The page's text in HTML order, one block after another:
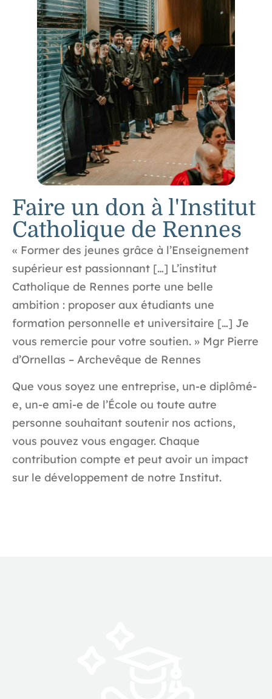
Faire un don à l'Institut
Catholique de Rennes
« Former des jeunes grâce à l’Enseignement
supérieur est passionnant […] L’institut
Catholique de Rennes porte une belle
ambition : proposer aux étudiants une
formation personnelle et universitaire […] Je
vous remercie pour votre soutien. » Mgr Pierre
d’Ornellas – Archevêque de Rennes
Que vous soyez une entreprise, un-e diplômé-
e, un-e ami-e de l’École ou toute autre
personne souhaitant soutenir nos actions,
vous pouvez vous engager. Chaque
contribution compte et peut avoir un impact
sur le développement de notre Institut.